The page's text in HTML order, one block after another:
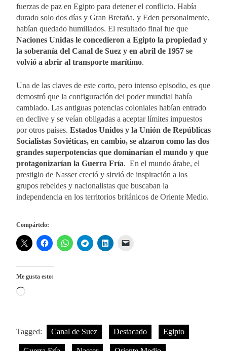
fuerzas de paz en Egipto para detener el conflicto. Había
durado solo dos días y Gran Bretaña, y Eden personalmente,
habían quedado humillados. El resultado final fue que
Naciones Unidas le concedieron a Egipto la propiedad y
la soberanía del Canal de Suez y en abril de 1957 se
volvió a abrir al transporte marítimo.
Una de las claves de este corto, pero intenso episodio, es que
demostró que la configuración del poder mundial había
cambiado. Las antiguas potencias coloniales habían entrado
en declive y se veían obligadas a aceptar límites impuestos
por otros países. Estados Unidos y la Unión de Repúblicas
Socialistas Soviéticas, en cambio, se alzaron como las dos
grandes superpotencias que dominarían el mundo y que
protagonizarían la Guerra Fría. En el mundo árabe, el
prestigio de Nasser creció y sirvió de inspiración a los
grupos rebeldes y nacionalistas que buscaban la
independencia en los territorios británicos de Oriente Medio.
Compártelo:
Me gusta esto:
Cargando...
Tagged: Canal de Suez Destacado Egipto